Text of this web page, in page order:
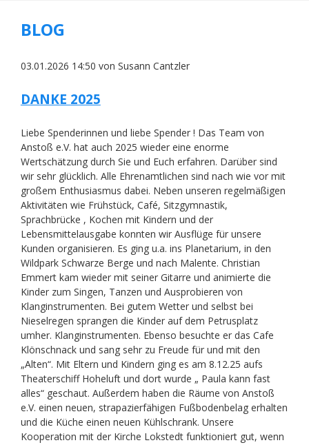
BLOG
03.01.2026 14:50 von Susann Cantzler
DANKE 2025
Liebe Spenderinnen und liebe Spender ! Das Team von
Anstoß e.V. hat auch 2025 wieder eine enorme
Wertschätzung durch Sie und Euch erfahren. Darüber sind
wir sehr glücklich. Alle Ehrenamtlichen sind nach wie vor mit
großem Enthusiasmus dabei. Neben unseren regelmäßigen
Aktivitäten wie Frühstück, Café, Sitzgymnastik,
Sprachbrücke , Kochen mit Kindern und der
Lebensmittelausgabe konnten wir Ausflüge für unsere
Kunden organisieren. Es ging u.a. ins Planetarium, in den
Wildpark Schwarze Berge und nach Malente. Christian
Emmert kam wieder mit seiner Gitarre und animierte die
Kinder zum Singen, Tanzen und Ausprobieren von
Klanginstrumenten. Bei gutem Wetter und selbst bei
Nieselregen sprangen die Kinder auf dem Petrusplatz
umher. Klanginstrumenten. Ebenso besuchte er das Cafe
Klönschnack und sang sehr zu Freude für und mit den
„Alten“. Mit Eltern und Kindern ging es am 8.12.25 aufs
Theaterschiff Hoheluft und dort wurde „ Paula kann fast
alles“ geschaut. Außerdem haben die Räume von Anstoß
e.V. einen neuen, strapazierfähigen Fußbodenbelag erhalten
und die Küche einen neuen Kühlschrank. Unsere
Kooperation mit der Kirche Lokstedt funktioniert gut, wenn